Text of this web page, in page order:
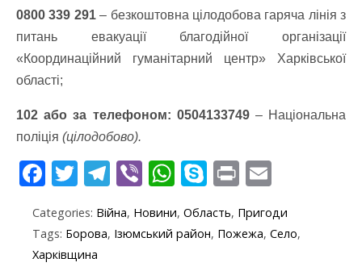
0800 339 291– безкоштовна цілодобова гаряча лінія з
питань евакуації благодійної організації
«Координаційний гуманітарний центр» Харківської
області;
102 або за телефоном: 0504133749– Національна
поліція (цілодобово).
F
e
b
T
itt
er
T
el
e
Vi
er
W
at
s
S
y
p
Pr
t ai
Categories: Війна, Новини, Область, Пригоди
Tags: Борова, Ізюмський район, Пожежа, Село,
Харківщина